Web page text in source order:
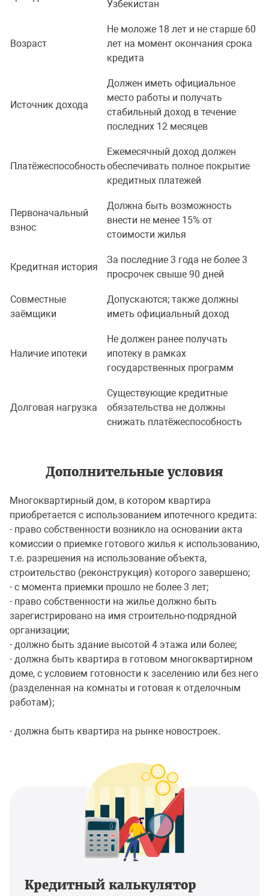
Узбекистан
Возраст
Не моложе 18 лет и не старше 60
лет на момент окончания срока
кредита
Источник дохода
Должен иметь официальное
место работы и получать
стабильный доход в течение
последних 12 месяцев
Платёжеспособность
Ежемесячный доход должен
обеспечивать полное покрытие
кредитных платежей
Первоначальный
взнос
Должна быть возможность
внести не менее 15% от
стоимости жилья
Кредитная история
За последние 3 года не более 3
просрочек свыше 90 дней
Совместные
заёмщики
Допускаются; также должны
иметь официальный доход
Наличие ипотеки
Не должен ранее получать
ипотеку в рамках
государственных программ
Долговая нагрузка
Существующие кредитные
обязательства не должны
снижать платёжеспособность
Дополнительные условия
Многоквартирный дом, в котором квартира
приобретается с использованием ипотечного кредита:
- право собственности возникло на основании акта
комиссии о приемке готового жилья к использованию,
т.е. разрешения на использование объекта,
строительство (реконструкция) которого завершено;
- с момента приемки прошло не более 3 лет;
- право собственности на жилье должно быть
зарегистрировано на имя строительно-подрядной
организации;
- должно быть здание высотой 4 этажа или более;
- должна быть квартира в готовом многоквартирном
доме, с условием готовности к заселению или без него
(разделенная на комнаты и готовая к отделочным
работам);
- должна быть квартира на рынке новостроек.
Кредитный калькулятор